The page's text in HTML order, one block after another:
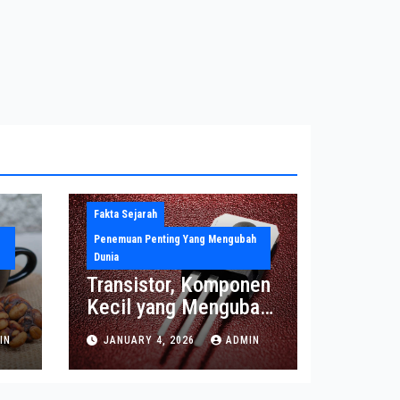
Fakta Sejarah
Penemuan Penting Yang Mengubah
Dunia
Transistor, Komponen
Kecil yang Mengubah
Dunia Elektronika
Modern
JANUARY 4, 2026 ADMIN